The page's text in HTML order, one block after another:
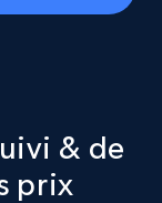
more.& de
prix